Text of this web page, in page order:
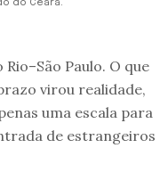
do Ceará.
Paulo. O que
virou realidade,
uma escala para
de estrangeiros